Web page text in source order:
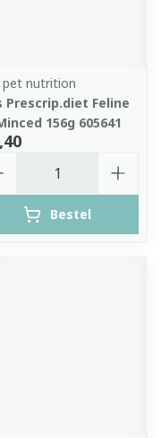
pet nutrition
Prescrip.diet Feline
156g 605641
Bestel